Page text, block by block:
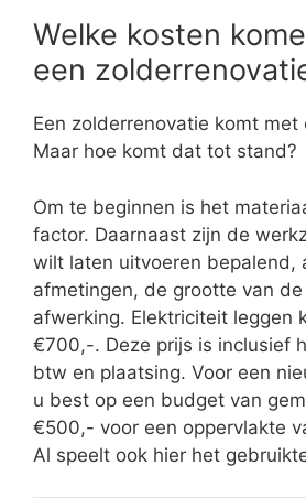
Welke kosten
een
Een zolderrenovatie komt met
Maar hoe komt dat tot stand?
Om te beginnen is het
factor. Daarnaast zijn de
wilt laten uitvoeren bepalend,
afmetingen, de grootte van
afwerking. Elektriciteit leggen
€700,-. Deze prijs is inclusief
btw en plaatsing. Voor een
u best op een budget van
€500,- voor een oppervlakte
Al speelt ook hier het